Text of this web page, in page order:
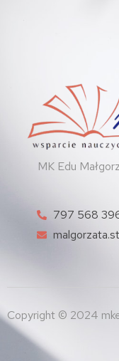
MK Edu
797 568
Copyright © 2024